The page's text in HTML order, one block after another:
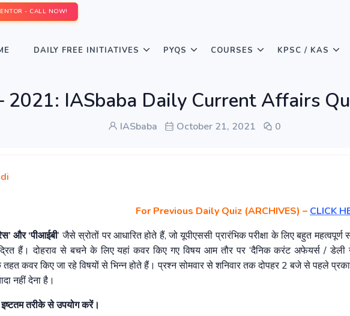
- CALL NOW!
DAILY FREE INITIATIVES PYQS COURSES KPSC / KAS
2021: IASbaba Daily Current Affairs
IASbaba October 21, 2021 0
For Previous Daily Quiz (ARCHIVES) – CLICK
और ‘पीआईबी‘ जैसे स्रोतों पर आधारित होते हैं, जो यूपीएससी प्रारंभिक परीक्षा के लिए बहुत महत्वपूर्ण
हैं। दोहराव से बचने के लिए यहां कवर किए गए विषय आम तौर पर ‘दैनिक करंट अफेयर्स / डेली
कवर किए जा रहे विषयों से भिन्न होते हैं। प्रश्न सोमवार से शनिवार तक दोपहर 2 बजे से पहले
नहीं देना है।
तरीके से उपयोग करें।